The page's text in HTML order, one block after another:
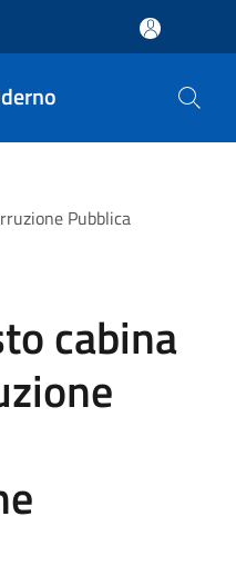
Pubblica
cabina